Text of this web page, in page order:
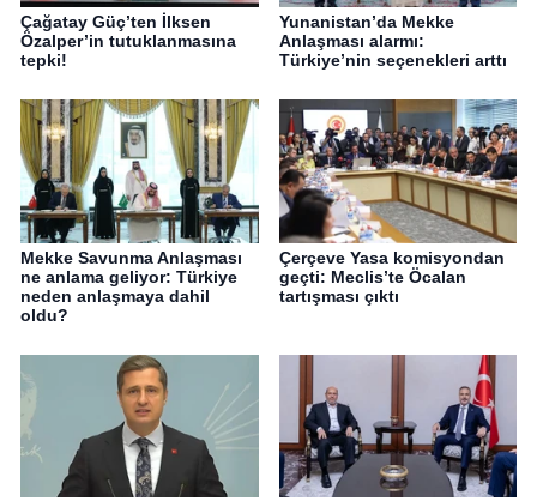
Çağatay Güç’ten İlksen
Özalper’in tutuklanmasına
tepki!
Yunanistan’da Mekke
Anlaşması alarmı:
Türkiye’nin seçenekleri arttı
Mekke Savunma Anlaşması
ne anlama geliyor: Türkiye
neden anlaşmaya dahil
oldu?
Çerçeve Yasa komisyondan
geçti: Meclis’te Öcalan
tartışması çıktı